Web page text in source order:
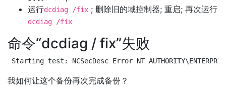
运行dcdiag /fix ; 删除旧的域控制器; 重启; 再次运行
dcdiag /fix
命令“dcdiag / fix”失败
Starting test: NCSecDesc Error NT
我如何让这个备份再次完成备份？